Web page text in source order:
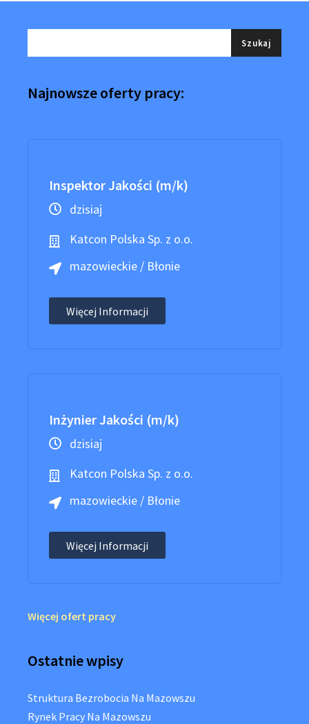
Najnowsze oferty pracy:
Inspektor Jakości (m/k)
dzisiaj
Katcon Polska Sp. z o.o.
mazowieckie / Błonie
Więcej Informacji
Inżynier Jakości (m/k)
dzisiaj
Katcon Polska Sp. z o.o.
mazowieckie / Błonie
Więcej Informacji
Więcej ofert pracy
Ostatnie wpisy
Struktura Bezrobocia Na Mazowszu
Rynek Pracy Na Mazowszu